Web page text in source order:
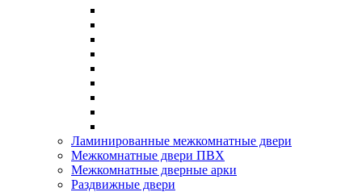
Ламинированные межкомнатные двери
Межкомнатные двери ПВХ
Межкомнатные дверные арки
Раздвижные двери